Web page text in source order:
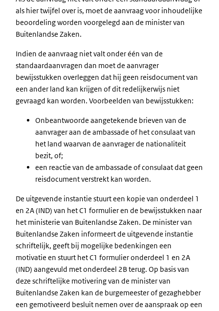
als hier twijfel over is, moet de aanvraag voor inhoudelijke
beoordeling worden voorgelegd aan de minister van
Buitenlandse Zaken.
Indien de aanvraag niet valt onder één van de
standaardaanvragen dan moet de aanvrager
bewijsstukken overleggen dat hij geen reisdocument van
een ander land kan krijgen of dit redelijkerwijs niet
gevraagd kan worden. Voorbeelden van bewijsstukken:
Onbeantwoorde aangetekende brieven van de
aanvrager aan de ambassade of het consulaat van
het land waarvan de aanvrager de nationaliteit
bezit, of;
een reactie van de ambassade of consulaat dat geen
reisdocument verstrekt kan worden.
De uitgevende instantie stuurt een kopie van onderdeel 1
en 2A (IND) van het C1 formulier en de bewijsstukken naar
het ministerie van Buitenlandse Zaken. De minister van
Buitenlandse Zaken informeert de uitgevende instantie
schriftelijk, geeft bij mogelijke bedenkingen een
motivatie en stuurt het C1 formulier onderdeel 1 en 2A
(IND) aangevuld met onderdeel 2B terug. Op basis van
deze schriftelijke motivering van de minister van
Buitenlandse Zaken kan de burgemeester of gezaghebber
een gemotiveerd besluit nemen over de aanspraak op een